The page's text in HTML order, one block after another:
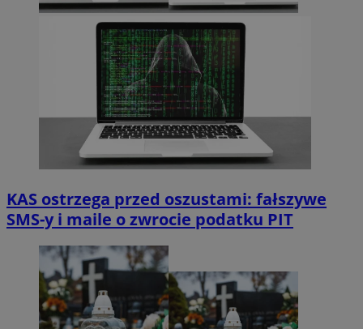
KAS ostrzega przed oszustami: fałszywe
SMS-y i maile o zwrocie podatku PIT